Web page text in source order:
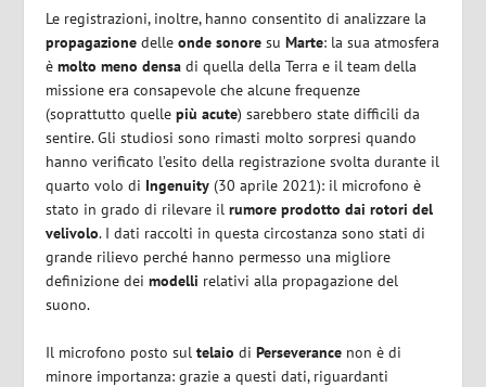
Le registrazioni, inoltre, hanno consentito di analizzare la
propagazione delleonde sonore suMarte: la sua atmosfera
èmolto meno densa di quella della Terra e il team della
missione era consapevole che alcune frequenze
(soprattutto quellepiù acute) sarebbero state difficili da
sentire. Gli studiosi sono rimasti molto sorpresi quando
hanno verificato l’esito della registrazione svolta durante il
quarto volo di Ingenuity (30 aprile 2021): il microfono è
stato in grado di rilevare ilrumore prodotto dai rotori del
velivolo. I dati raccolti in questa circostanza sono stati di
grande rilievo perché hanno permesso una migliore
definizione deimodelli relativi alla propagazione del
suono.
Il microfono posto sul telaio diPerseverance non è di
minore importanza: grazie a questi dati, riguardanti